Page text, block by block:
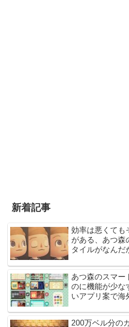
新着記事
効率は悪くても
がある、あつ森
タイルがなんだ
あつ森のスマー
のに機能が少
いアプリ案で海
200万ベル分の